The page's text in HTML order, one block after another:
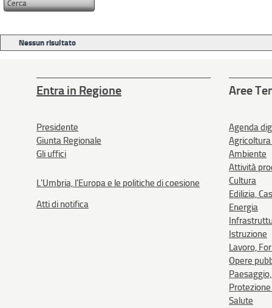
Nessun risultato
Entra in Regione
Presidente
Giunta Regionale
Gli uffici
L'Umbria, l'Europa e le politiche di coesione
Atti di notifica
Aree
Agenda
Ambiente
Attività
Cultura
Edilizia,
Energia
Istruzione
Lavoro,
Opere
Protezione
Salute